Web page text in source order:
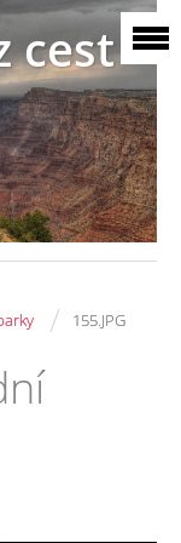
cest
/ 155.JPG